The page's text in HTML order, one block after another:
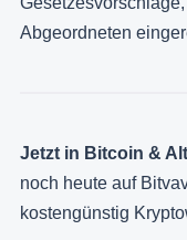
Abgeordneten
Jetzt in Bitcoin &
noch heute auf
kostengünstig